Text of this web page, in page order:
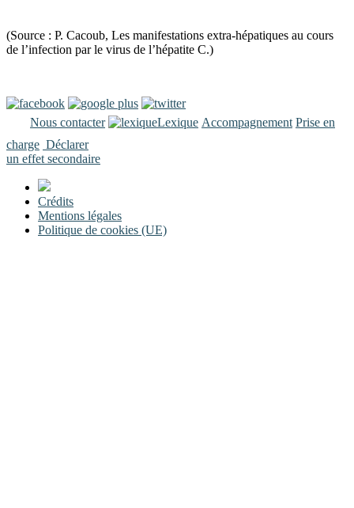
(Source : P. Cacoub, Les manifestations extra-hépatiques au cours
de l’infection par le virus de l’hépatite C.)
Nous contacter Lexique Accompagnement Prise en
charge Déclarer
un effet secondaire
Crédits
Mentions légales
Politique de cookies (UE)